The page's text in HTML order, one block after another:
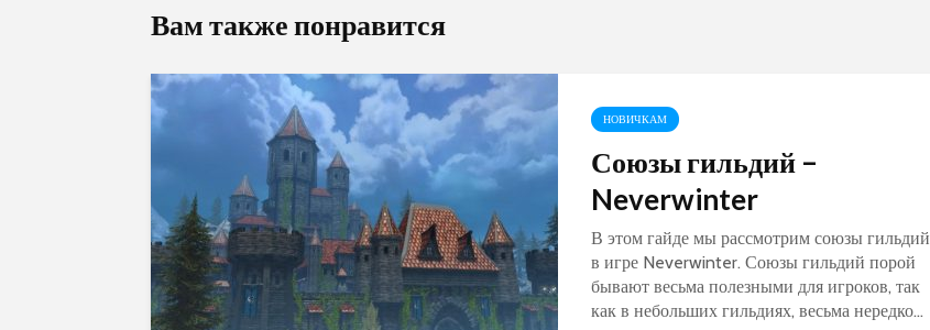
Вам также понравится
НОВИЧКАМ
Союзы гильдий –
Neverwinter
В этом гайде мы рассмотрим союзы гильдий
в игре Neverwinter. Союзы гильдий порой
бывают весьма полезными для игроков, так
как в небольших гильдиях, весьма нередко...